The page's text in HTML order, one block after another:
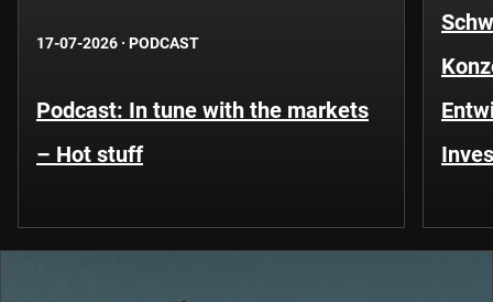
17-07-2026 · PODCAST
Podcast: In tune with the markets
– Hot stuff